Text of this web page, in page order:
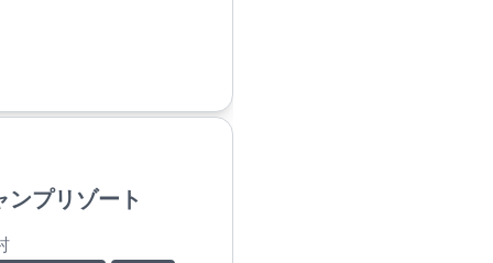
プリゾート